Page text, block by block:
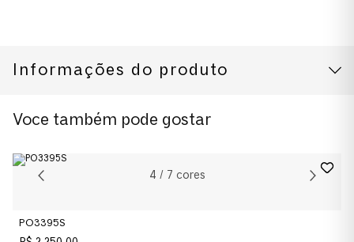
Informações do produto
CUIDADOS COM O PRODUTO
0PO1027S
Cor da Armação
Cor das Lentes
Voce também pode gostar
4 / 7 cores
PO3395S